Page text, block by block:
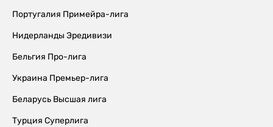
Португалия Примейра-лига
Нидерланды Эредивизи
Бельгия Про-лига
Украина Премьер-лига
Беларусь Высшая лига
Турция Суперлига